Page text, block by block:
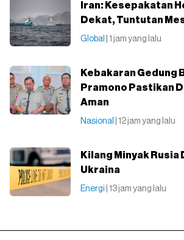
Iran: Kesepakatan
Dekat, Tuntutan
Global | 1 jam yang lalu
Kebakaran Gedung
Pramono Pastikan
Aman
Nasional | 12 jam yang lalu
Kilang Minyak
Ukraina
Energi | 13 jam yang lalu